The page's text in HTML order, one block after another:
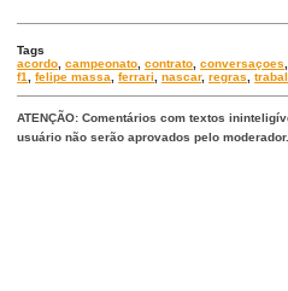
Tags
acordo ,campeonato ,contrato ,conversaçoes
f1
,felipe massa ,ferrari ,nascar,regras ,
ATENÇÃO: Comentários com textos
usuário não serão aprovados pelo moderador.